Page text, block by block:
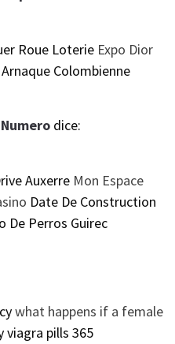
Roue Loterie Expo Dior
Arnaque Colombienne
dice:
Auxerre Mon Espace
Date De Construction
De Perros Guirec
what happens if a female
viagra pills 365